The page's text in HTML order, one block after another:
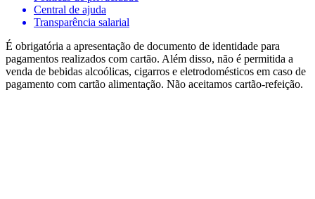
Central de ajuda
Transparência salarial
É obrigatória a apresentação de documento de identidade para
pagamentos realizados com cartão. Além disso, não é permitida a
venda de bebidas alcoólicas, cigarros e eletrodomésticos em caso de
pagamento com cartão alimentação. Não aceitamos cartão-refeição.